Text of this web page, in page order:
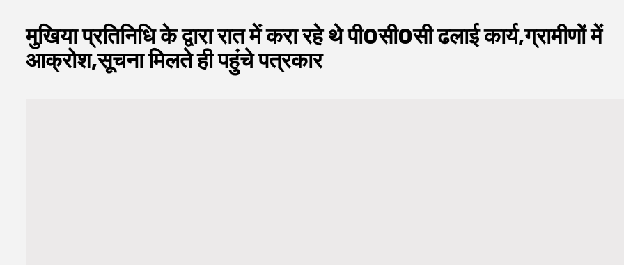
मुखिया प्रतिनिधि के द्वारा रात में करा रहे थे पी0सी0सी ढलाई कार्य,ग्रामीणों में
आक्रोश,सूचना मिलते ही पहुंचे पत्रकार